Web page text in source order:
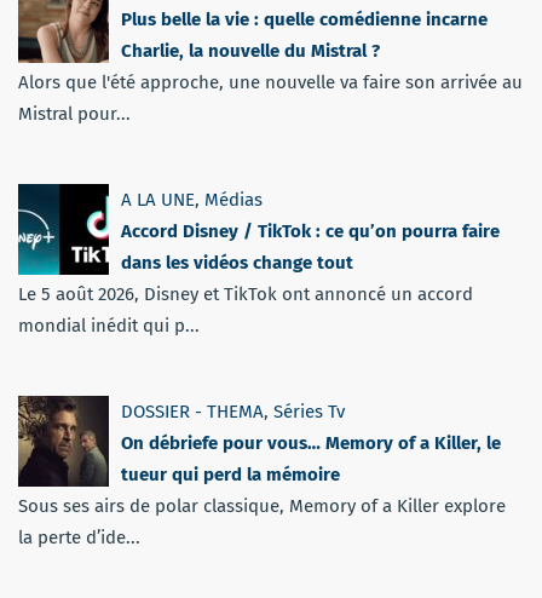
Plus belle la vie : quelle comédienne incarne
Charlie, la nouvelle du Mistral ?
Alors que l'été approche, une nouvelle va faire son arrivée au
Mistral pour...
A LA UNE, Médias
Accord Disney / TikTok : ce qu’on pourra faire
dans les vidéos change tout
Le 5 août 2026, Disney et TikTok ont annoncé un accord
mondial inédit qui p...
DOSSIER - THEMA, Séries Tv
On débriefe pour vous… Memory of a Killer, le
tueur qui perd la mémoire
Sous ses airs de polar classique, Memory of a Killer explore
la perte d’ide...